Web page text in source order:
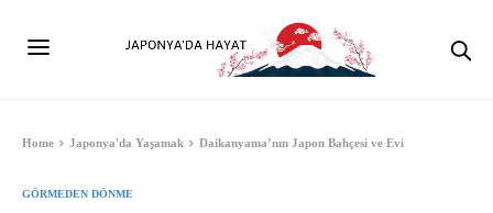
Home Japonya'da Yaşamak Daikanyama’nın Japon Bahçesi ve Evi
GÖRMEDEN DÖNME